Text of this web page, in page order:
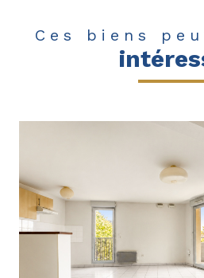
Ces biens
voir le